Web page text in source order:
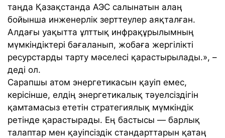
таңда Қазақстанда АЭС салынатын алаң
бойынша инженерлік зерттеулер аяқталған.
Алдағы уақытта ұлттық инфрақұрылымның
мүмкіндіктері бағаланып, жобаға жергілікті
ресурстарды тарту мәселесі қарастырылады.», –
деді ол.
Сарапшы атом энергетикасын қауіп емес,
керісінше, елдің энергетикалық тәуелсіздігін
қамтамасыз ететін стратегиялық мүмкіндік
ретінде қарастырады. Ең бастысы — барлық
талаптар мен қауіпсіздік стандарттарын қатаң